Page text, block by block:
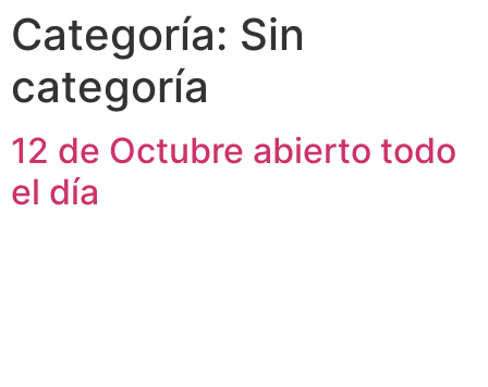
Categoría: Sin
categoría
12 de Octubre abierto todo
el día